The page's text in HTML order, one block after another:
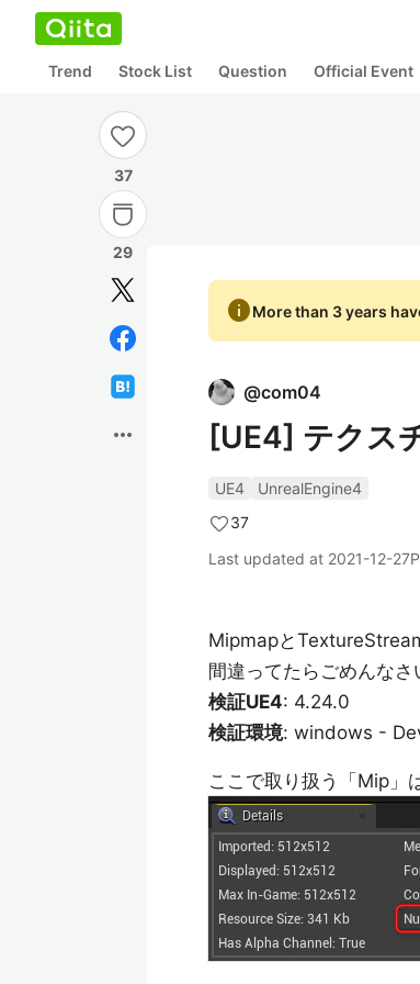
Trend Stock List Question Official Event
37
29
more_horiz
infoMore than 3 years
@com04
[UE4] テクス
UE4
UnrealEngine4
37
Last updated at 2021-12-27
Mipmapと
間違ってたらごめんなさ
検証UE4: 4.24.0
検証環境: windows -
ここで取り扱う「Mip」